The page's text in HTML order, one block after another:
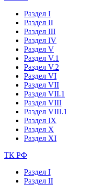
Раздел I
Раздел II
Раздел III
Раздел IV
Раздел V
Раздел V.1
Раздел V.2
Раздел VI
Раздел VII
Раздел VII.1
Раздел VIII
Раздел VIII.1
Раздел IX
Раздел X
Раздел XI
ТК РФ
Раздел I
Раздел II